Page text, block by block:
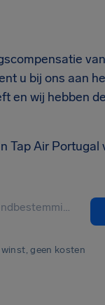
u bij ons aan
en wij hebben
Tap Air Portugal
winst, geen kosten